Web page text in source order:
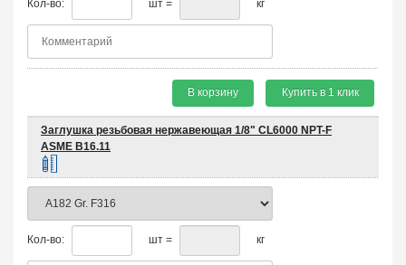
Кол-во: шт = кг
В корзину Купить в 1 клик
Заглушка резьбовая нержавеющая 1/8" CL6000 NPT-F
ASME B16.11
Кол-во: шт = кг